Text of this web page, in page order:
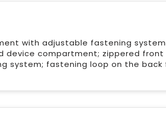
with adjustable fastening
device compartment; zippered front
system; fastening loop on the back